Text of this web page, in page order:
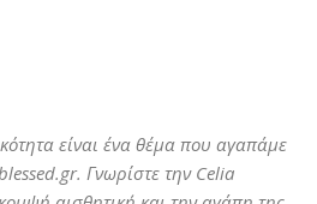
είναι ένα θέμα που αγαπάμε
Γνωρίστε την Celia